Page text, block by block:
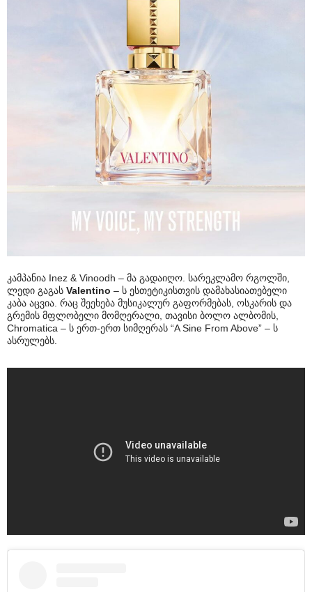
კამპანია Inez & Vinoodh – მა გადაიღო. სარეკლამო რგოლში,
ლედი გაგას Valentino – ს ესთეტიკისთვის დამახასიათებელი
კაბა აცვია. რაც შეეხება მუსიკალურ გაფორმებას, ოსკარის და
გრემის მფლობელი მომღერალი, თავისი ბოლო ალბომის,
Chromatica – ს ერთ-ერთ სიმღერას “A Sine From Above” – ს
ასრულებს.